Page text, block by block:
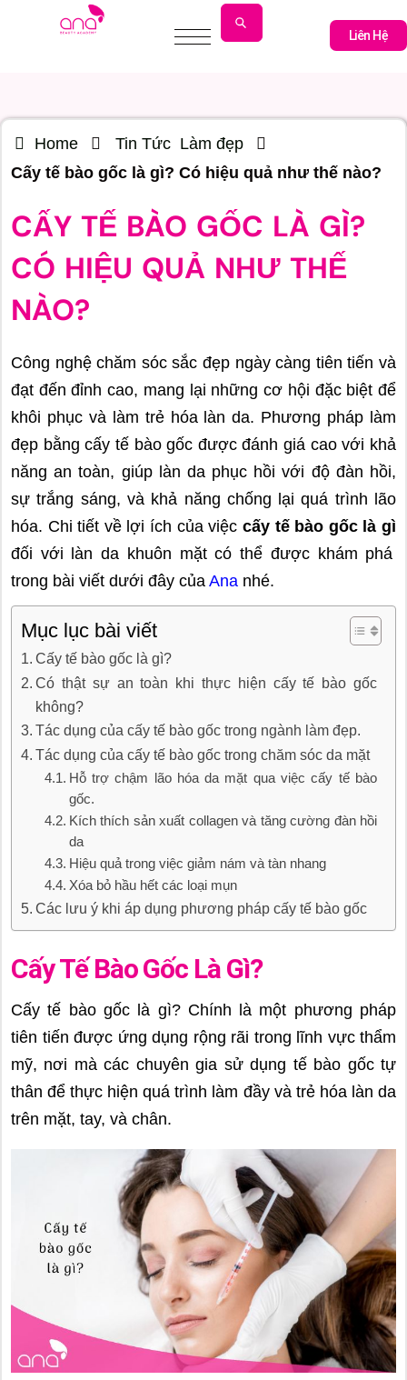
Liên Hệ
Home Tin Tức Làm đẹp
Cấy tế bào gốc là gì? Có hiệu quả như thế nào?
CẤY TẾ BÀO GỐC LÀ GÌ?
CÓ HIỆU QUẢ NHƯ THẾ
NÀO?
Công nghệ chăm sóc sắc đẹp ngày càng tiên tiến và
đạt đến đỉnh cao, mang lại những cơ hội đặc biệt để
khôi phục và làm trẻ hóa làn da. Phương pháp làm
đẹp bằng cấy tế bào gốc được đánh giá cao với khả
năng an toàn, giúp làn da phục hồi với độ đàn hồi,
sự trắng sáng, và khả năng chống lại quá trình lão
hóa. Chi tiết về lợi ích của việc cấy tế bào gốc là gì
đối với làn da khuôn mặt có thể được khám phá
trong bài viết dưới đây của Ana nhé.
Mục lục bài viết
Cấy tế bào gốc là gì?
Có thật sự an toàn khi thực hiện cấy tế bào gốc
không?
Tác dụng của cấy tế bào gốc trong ngành làm đẹp.
Tác dụng của cấy tế bào gốc trong chăm sóc da mặt
Hỗ trợ chậm lão hóa da mặt qua việc cấy tế bào
gốc.
Kích thích sản xuất collagen và tăng cường đàn hồi
da
Hiệu quả trong việc giảm nám và tàn nhang
Xóa bỏ hầu hết các loại mụn
Các lưu ý khi áp dụng phương pháp cấy tế bào gốc
Cấy Tế Bào Gốc Là Gì?
Cấy tế bào gốc là gì? Chính là một phương pháp
tiên tiến được ứng dụng rộng rãi trong lĩnh vực thẩm
mỹ, nơi mà các chuyên gia sử dụng tế bào gốc tự
thân để thực hiện quá trình làm đầy và trẻ hóa làn da
trên mặt, tay, và chân.